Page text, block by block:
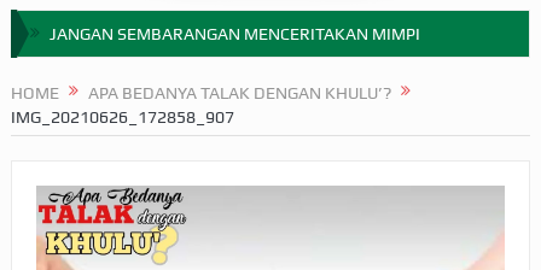
JANGAN SEMBARANGAN MENCERITAKAN MIMPI
MIMPI YANG DIABAIKAN MENJELANG PERANG BADAR
SEBELUM TIBA SAAT WAJIB?
HAKIKAT NIKMAT DI DUNIA!
HOME
APA BEDANYA TALAK DENGAN KHULU’?
IMG_20210626_172858_907